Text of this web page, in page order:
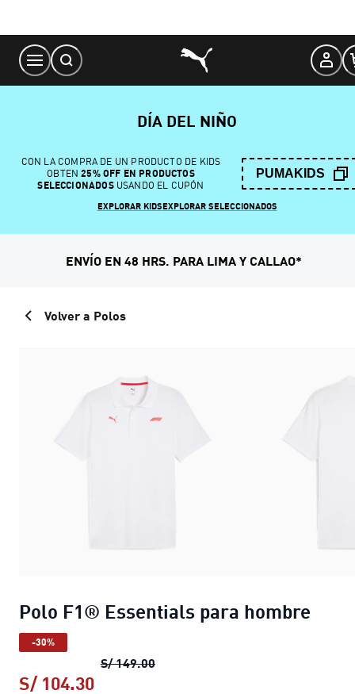
Content
DÍA DEL NIÑO
CON LA COMPRA DE UN PRODUCTO DE KIDS
OBTEN 25% OFF EN PRODUCTOS
SELECCIONADOSUSANDO EL CUPÓN
PUMAKIDS
EXPLORAR KIDSEXPLORAR SELECCIONADOS
ENVÍO EN 48 HRS. PARA LIMA Y CALLAO*
Volver a Polos
Polo F1® Essentials para hombre
-30%
S/ 149.00Polo F1® Essentials para hombre
S/ 104.30